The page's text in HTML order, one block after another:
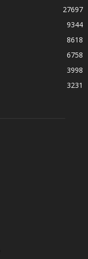
27697
9344
8618
6758
3998
3231